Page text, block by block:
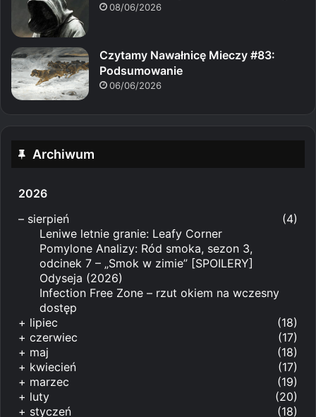
08/06/2026
Czytamy Nawałnicę Mieczy #83:
Podsumowanie
06/06/2026
Archiwum
2026
– sierpień
(4)
Leniwe letnie granie: Leafy Corner
Pomylone Analizy: Ród smoka, sezon 3,
odcinek 7 – „Smok w zimie” [SPOILERY]
Odyseja (2026)
Infection Free Zone – rzut okiem na wczesny
dostęp
+ lipiec
(18)
+ czerwiec
(17)
+ maj
(18)
+ kwiecień
(17)
+ marzec
(19)
+ luty
(20)
+ styczeń
(18)